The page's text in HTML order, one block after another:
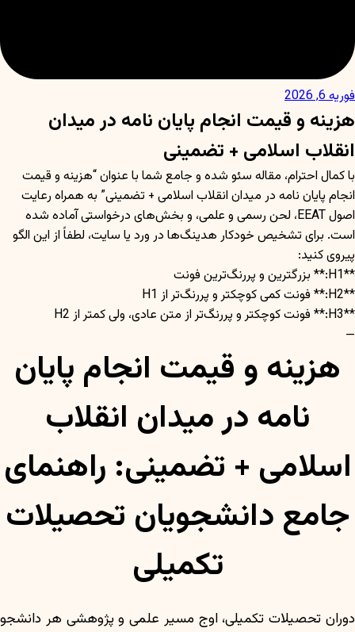
فوریه 6, 2026
هزینه و قیمت انجام پایان نامه در میدان
انقلاب اسلامی + تضمینی
با کمال احترام، مقاله سئو شده و جامع شما با عنوان “هزینه و قیمت
انجام پایان نامه در میدان انقلاب اسلامی + تضمینی” به همراه رعایت
اصول EEAT، لحن رسمی و علمی، و بخش‌های درخواستی آماده شده
است. برای تشخیص خودکار هدینگ‌ها در ورد یا سایت، لطفاً از این الگو
پیروی کنید:
**H1:** بزرگترین و پررنگ‌ترین فونت
**H2:** فونت کمی کوچکتر و پررنگ‌تر از H1
**H3:** فونت کوچکتر و پررنگ‌تر از متن عادی، ولی کمتر از H2
—
هزینه و قیمت انجام پایان
نامه در میدان انقلاب
اسلامی + تضمینی: راهنمای
جامع دانشجویان تحصیلات
تکمیلی
دوران تحصیلات تکمیلی، اوج مسیر علمی و پژوهشی هر دانشجو